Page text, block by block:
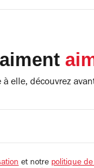
elle, découvrez
et notre politique